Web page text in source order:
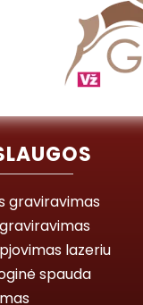
graviravimas
lazeriu
spauda